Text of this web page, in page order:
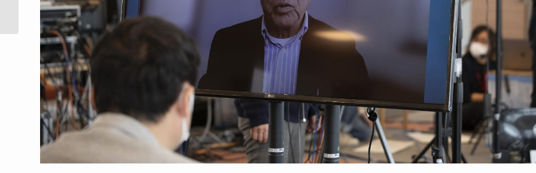
リーフィング（LTI実装...